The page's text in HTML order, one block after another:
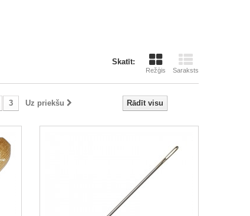
Skatīt:
Režģis Saraksts
Rādīt visu
3 Uz priekšu